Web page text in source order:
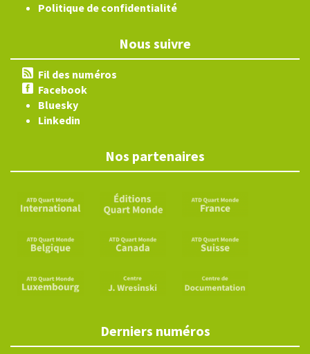
Politique de confidentialité
Nous suivre
Fil des numéros
Facebook
Bluesky
Linkedin
Nos partenaires
Derniers numéros